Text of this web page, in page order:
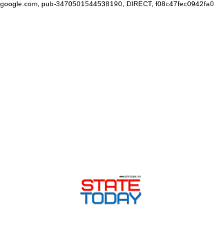
google.com, pub-3470501544538190, DIRECT, f08c47fec0942fa0